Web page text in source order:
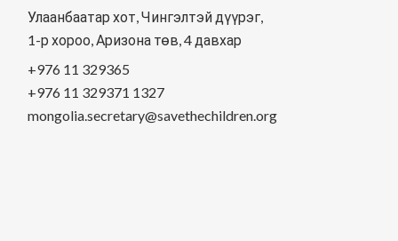
Улаанбаатар хот, Чингэлтэй дүүрэг,
1-р хороо, Аризона төв, 4 давхар
+976 11 329365
+976 11 329371 1327
mongolia.secretary@savethechildren.org